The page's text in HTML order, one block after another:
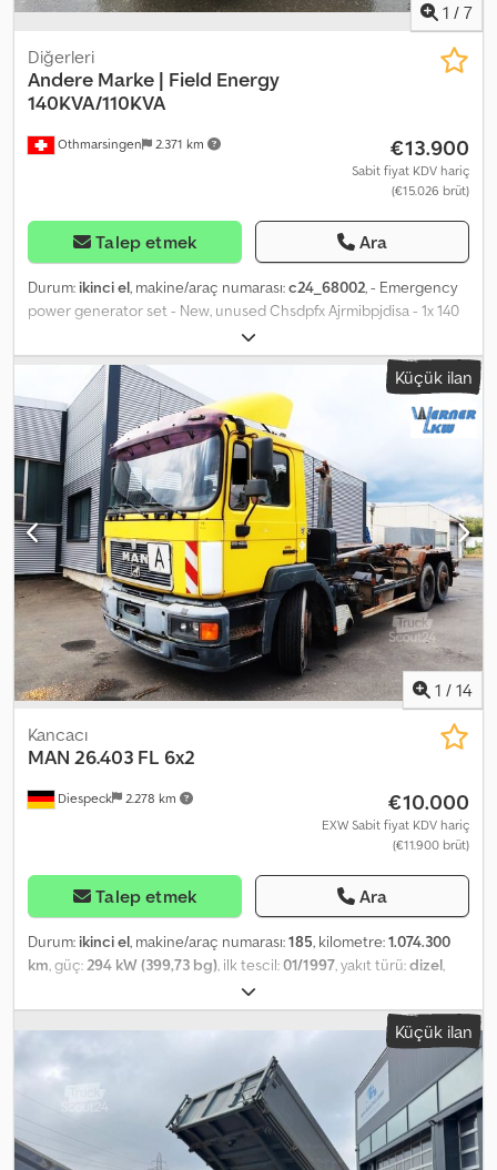
1 / 7
Othmarsingen 2.371 km
Diğerleri
Andere Marke | Field Energy
140KVA/110KVA
€13.900
Sabit fiyat KDV hariç
(€15.026 brüt)
Talep etmek Ara
Durum: ikinci el, makine/araç numarası:c24_68002, - Emergency
power generator set - New, unused Chsdpfx Ajrmibpjdisa - 1x 140
Küçük ilan
1 / 14
Diespeck 2.278 km
Kancacı
MAN 26.403 FL 6x2
€10.000
EXW Sabit fiyat KDV hariç
(€11.900 brüt)
Talep etmek Ara
Durum: ikinci el, makine/araç numarası:185, kilometre:1.074.300
km , güç: 294 kW (399,73 bg) , ilk tescil:01/1997 , yakıt türü:dizel
, azami yük ağırlığı:
26.000 kg, lastik boyutu:12 R22,5, dingil konfigürasyonu:6x2, dingil
mesafesi:4.800 mm motor freni , renk:sarı, şoför kabini:
gündüz kabini
, emisyon sınıfı: euro2
süspansiyon:
, Donanım:ABS, diferansiyel kilidi, hidrolik,
spoiler, tır çekici bağlantısı, Stationary air conditioning Meiller RK
19.65 Sun visor Subject to errors and omissions Cedpfxsiv I Nfe
Adieha
Küçük ilan